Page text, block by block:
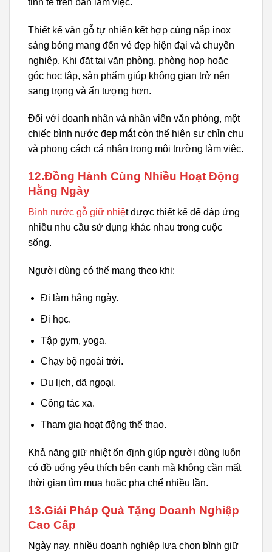
Thiết kế vân gỗ tự nhiên kết hợp cùng nắp inox
sáng bóng mang đến vẻ đẹp hiện đại và chuyên
nghiệp. Khi đặt tại văn phòng, phòng họp hoặc
góc học tập, sản phẩm giúp không gian trở nên
sang trọng và ấn tượng hơn.
Đối với doanh nhân và nhân viên văn phòng, một
chiếc bình nước đẹp mắt còn thể hiện sự chỉn chu
và phong cách cá nhân trong môi trường làm việc.
12.Đồng Hành Cùng Nhiều Hoạt Động
Hằng Ngày
Bình nước gỗ giữ nhiệt được thiết kế để đáp ứng
nhiều nhu cầu sử dụng khác nhau trong cuộc
sống.
Người dùng có thể mang theo khi:
Đi làm hằng ngày.
Đi học.
Tập gym, yoga.
Chạy bộ ngoài trời.
Du lịch, dã ngoại.
Công tác xa.
Tham gia hoạt động thể thao.
Khả năng giữ nhiệt ổn định giúp người dùng luôn
có đồ uống yêu thích bên cạnh mà không cần mất
thời gian tìm mua hoặc pha chế nhiều lần.
13.Giải Pháp Quà Tặng Doanh Nghiệp
Cao Cấp
Ngày nay, nhiều doanh nghiệp lựa chọn bình giữ